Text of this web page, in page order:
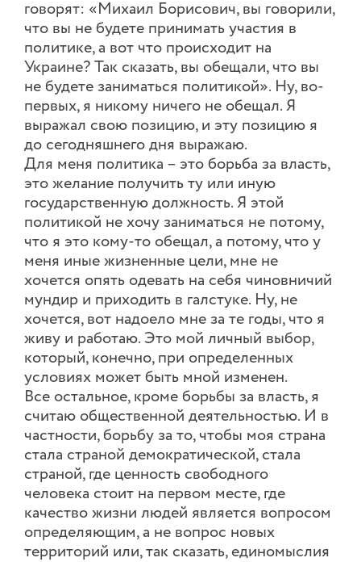
говорят: «Михаил Борисович, вы говорили,
что вы не будете принимать участия в
политике, а вот что происходит на
Украине? Так сказать, вы обещали, что вы
не будете заниматься политикой». Ну, во-
первых, я никому ничего не обещал. Я
выражал свою позицию, и эту позицию я
до сегодняшнего дня выражаю.
Для меня политика – это борьба за власть,
это желание получить ту или иную
государственную должность. Я этой
политикой не хочу заниматься не потому,
что я это кому-то обещал, а потому, что у
меня иные жизненные цели, мне не
хочется опять одевать на себя чиновничий
мундир и приходить в галстуке. Ну, не
хочется, вот надоело мне за те годы, что я
живу и работаю. Это мой личный выбор,
который, конечно, при определенных
условиях может быть мной изменен.
Все остальное, кроме борьбы за власть, я
считаю общественной деятельностью. И в
частности, борьбу за то, чтобы моя страна
стала страной демократической, стала
страной, где ценность свободного
человека стоит на первом месте, где
качество жизни людей является вопросом
определяющим, а не вопрос новых
территорий или, так сказать, единомыслия